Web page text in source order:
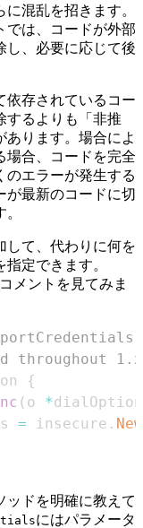
混乱を招きます。
では、コードが外部
し、必要に応じて後
依存されているコー
するよりも「非推
あります。場合によ
場合、コードを完全
のエラーが発生する
が最新のコードに切
して、代わりに何を
定できます。
メントを見てみま
throughout
{
( o *
= insecure .
ッドを明確に教えて
にはパラメータ